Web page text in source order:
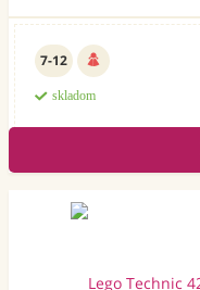
7-12
skladom